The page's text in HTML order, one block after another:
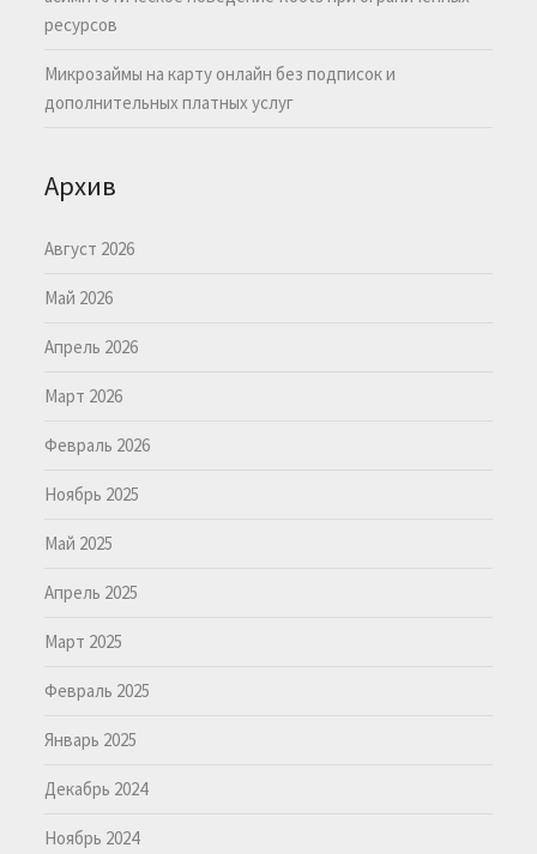
ресурсов
Микрозаймы на карту онлайн без подписок и
дополнительных платных услуг
Архив
Август 2026
Май 2026
Апрель 2026
Март 2026
Февраль 2026
Ноябрь 2025
Май 2025
Апрель 2025
Март 2025
Февраль 2025
Январь 2025
Декабрь 2024
Ноябрь 2024